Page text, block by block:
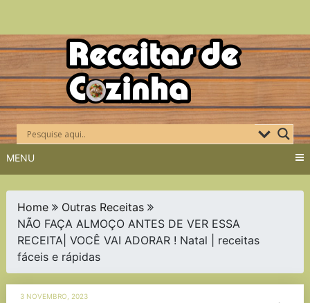
Skip
to
content
MENU
Home
Outras Receitas
NÃO FAÇA ALMOÇO ANTES DE VER ESSA
RECEITA| VOCÊ VAI ADORAR ! Natal | receitas
fáceis e rápidas
3 NOVEMBRO, 2023